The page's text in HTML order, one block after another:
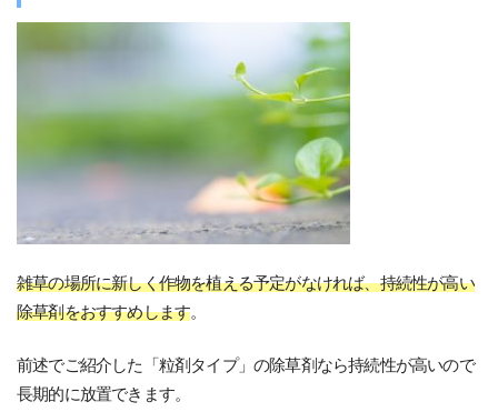
雑草の場所に新しく作物を植える予定がなければ、持続性が高い
除草剤をおすすめします。
前述でご紹介した「粒剤タイプ」の除草剤なら持続性が高いので
長期的に放置できます。